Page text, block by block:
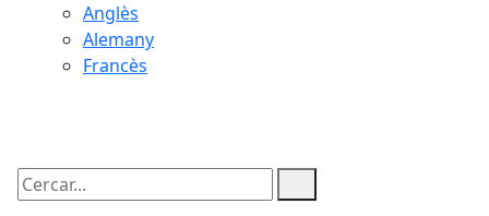
Anglès
Alemany
Francès
Cercar: